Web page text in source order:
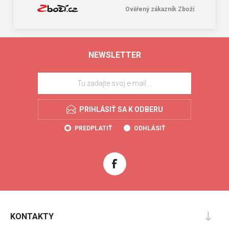
Ověřený zákazník Zboží
NEWSLETTER
PRIHLÁSIŤ SA K ODBERU
PREDPLATIŤ ODHLÁSIŤ
KONTAKTY